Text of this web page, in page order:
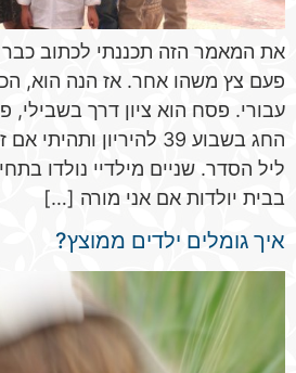
פעם צץ משהו אחר. אז הנה הוא,
עבורי. פסח הוא ציון דרך בשבילי,
החג בשבוע 39 להיריון
ליל הסדר. שניים מילדיי נולדו
בבית יולדות אם אני מורה […]
איך גומלים ילדים ממוצץ?